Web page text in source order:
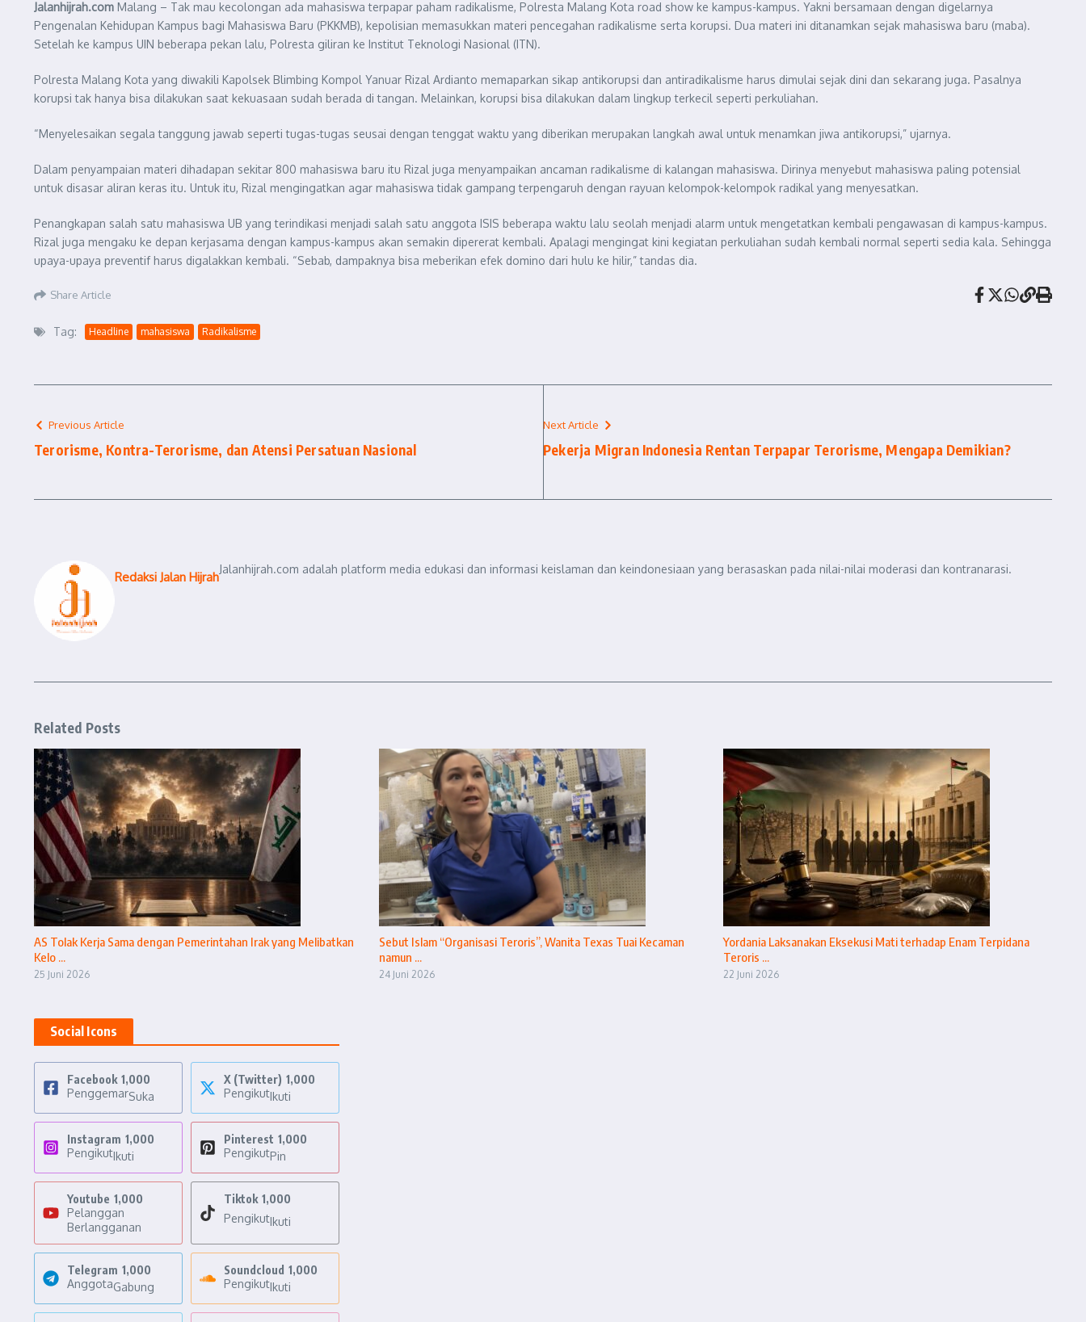
Jalanhijrah.com Malang – Tak mau kecolongan ada mahasiswa terpapar paham radikalisme, Polresta Malang Kota road show ke kampus-kampus. Yakni bersamaan dengan digelarnya
Pengenalan Kehidupan Kampus bagi Mahasiswa Baru (PKKMB), kepolisian memasukkan materi pencegahan radikalisme serta korupsi. Dua materi ini ditanamkan sejak mahasiswa baru (maba).
Setelah ke kampus UIN beberapa pekan lalu, Polresta giliran ke Institut Teknologi Nasional (ITN).
Polresta Malang Kota yang diwakili Kapolsek Blimbing Kompol Yanuar Rizal Ardianto memaparkan sikap antikorupsi dan antiradikalisme harus dimulai sejak dini dan sekarang juga. Pasalnya
korupsi tak hanya bisa dilakukan saat kekuasaan sudah berada di tangan. Melainkan, korupsi bisa dilakukan dalam lingkup terkecil seperti perkuliahan.
“Menyelesaikan segala tanggung jawab seperti tugas-tugas seusai dengan tenggat waktu yang diberikan merupakan langkah awal untuk menamkan jiwa antikorupsi,” ujarnya.
Dalam penyampaian materi dihadapan sekitar 800 mahasiswa baru itu Rizal juga menyampaikan ancaman radikalisme di kalangan mahasiswa. Dirinya menyebut mahasiswa paling potensial
untuk disasar aliran keras itu. Untuk itu, Rizal mengingatkan agar mahasiswa tidak gampang terpengaruh dengan rayuan kelompok-kelompok radikal yang menyesatkan.
Penangkapan salah satu mahasiswa UB yang terindikasi menjadi salah satu anggota ISIS beberapa waktu lalu seolah menjadi alarm untuk mengetatkan kembali pengawasan di kampus-kampus.
Rizal juga mengaku ke depan kerjasama dengan kampus-kampus akan semakin dipererat kembali. Apalagi mengingat kini kegiatan perkuliahan sudah kembali normal seperti sedia kala. Sehingga
upaya-upaya preventif harus digalakkan kembali. “Sebab, dampaknya bisa meberikan efek domino dari hulu ke hilir,” tandas dia.
Share Article
Tag: Headline mahasiswa Radikalisme
Previous Article
Terorisme, Kontra-Terorisme, dan Atensi Persatuan Nasional
Next Article
Pekerja Migran Indonesia Rentan Terpapar Terorisme, Mengapa Demikian?
Redaksi Jalan Hijrah
Jalanhijrah.com adalah platform media edukasi dan informasi keislaman dan keindonesiaan yang berasaskan pada nilai-nilai moderasi dan kontranarasi.
Related Posts
AS Tolak Kerja Sama dengan Pemerintahan Irak yang Melibatkan
Kelo ...
25 Juni 2026
Sebut Islam “Organisasi Teroris”, Wanita Texas Tuai Kecaman
namun ...
24 Juni 2026
Yordania Laksanakan Eksekusi Mati terhadap Enam Terpidana
Teroris ...
22 Juni 2026
Social Icons
Facebook 1,000
PenggemarSuka
X (Twitter) 1,000
PengikutIkuti
Instagram 1,000
PengikutIkuti
Pinterest 1,000
PengikutPin
Youtube 1,000
Pelanggan
Berlangganan
Tiktok 1,000
PengikutIkuti
Telegram 1,000
AnggotaGabung
Soundcloud 1,000
PengikutIkuti